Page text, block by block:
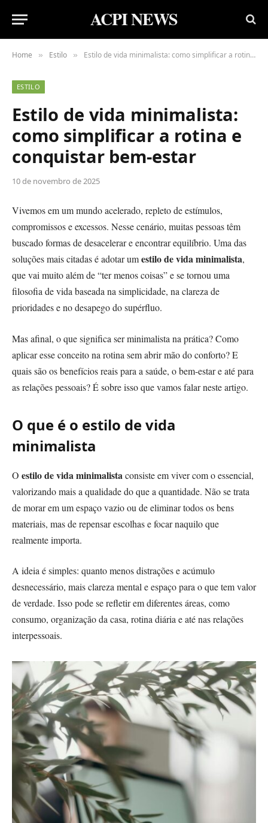
ACPI NEWS
Home » Estilo » Estilo de vida minimalista: como simplificar a rotina e conquistar bem-estar
ESTILO
Estilo de vida minimalista:
como simplificar a rotina e
conquistar bem-estar
10 de novembro de 2025
Vivemos em um mundo acelerado, repleto de estímulos,
compromissos e excessos. Nesse cenário, muitas pessoas têm
buscado formas de desacelerar e encontrar equilíbrio. Uma das
soluções mais citadas é adotar umestilo de vida minimalista,
que vai muito além de “ter menos coisas” e se tornou uma
filosofia de vida baseada na simplicidade, na clareza de
prioridades e no desapego do supérfluo.
Mas afinal, o que significa ser minimalista na prática? Como
aplicar esse conceito na rotina sem abrir mão do conforto? E
quais são os benefícios reais para a saúde, o bem-estar e até para
as relações pessoais? É sobre isso que vamos falar neste artigo.
O que é o estilo de vida
minimalista
O estilo de vida minimalistaconsiste em viver com o essencial,
valorizando mais a qualidade do que a quantidade. Não se trata
de morar em um espaço vazio ou de eliminar todos os bens
materiais, mas de repensar escolhas e focar naquilo que
realmente importa.
A ideia é simples: quanto menos distrações e acúmulo
desnecessário, mais clareza mental e espaço para o que tem valor
de verdade. Isso pode se refletir em diferentes áreas, como
consumo, organização da casa, rotina diária e até nas relações
interpessoais.